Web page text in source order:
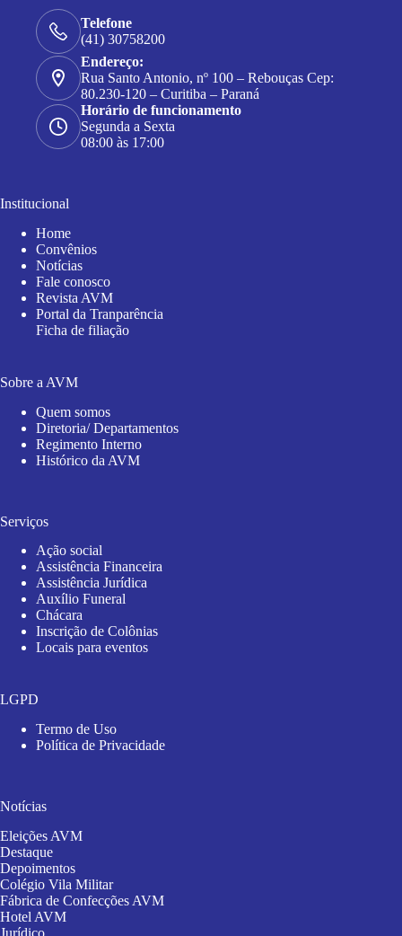
Telefone
(41) 30758200
Endereço:
Rua Santo Antonio, nº 100 – Rebouças Cep:
80.230-120 – Curitiba – Paraná
Horário de funcionamento
Segunda a Sexta
08:00 às 17:00
Institucional
Home
Convênios
Notícias
Fale conosco
Revista AVM
Portal da Tranparência
Ficha de filiação
Sobre a AVM
Quem somos
Diretoria/ Departamentos
Regimento Interno
Histórico da AVM
Serviços
Ação social
Assistência Financeira
Assistência Jurídica
Auxílio Funeral
Chácara
Inscrição de Colônias
Locais para eventos
LGPD
Termo de Uso
Política de Privacidade
Notícias
Eleições AVM
Destaque
Depoimentos
Colégio Vila Militar
Fábrica de Confecções AVM
Hotel AVM
Jurídico